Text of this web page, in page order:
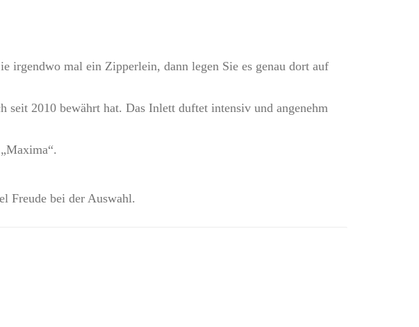
irgendwo mal ein Zipperlein, dann legen Sie es genau dort auf
2010 bewährt hat. Das Inlett duftet intensiv und angenehm
Freude bei der Auswahl.